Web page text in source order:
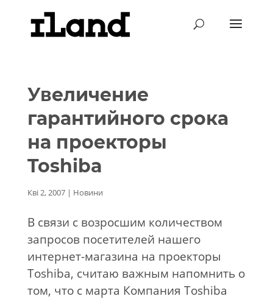
Увеличение
гарантийного срока
на проекторы
Toshiba
Кві 2, 2007| Новини
В связи с возросшим количеством
запросов посетителей нашего
интернет-магазина на проекторы
Toshiba, считаю важным напомнить о
том, что с марта Компания Toshiba